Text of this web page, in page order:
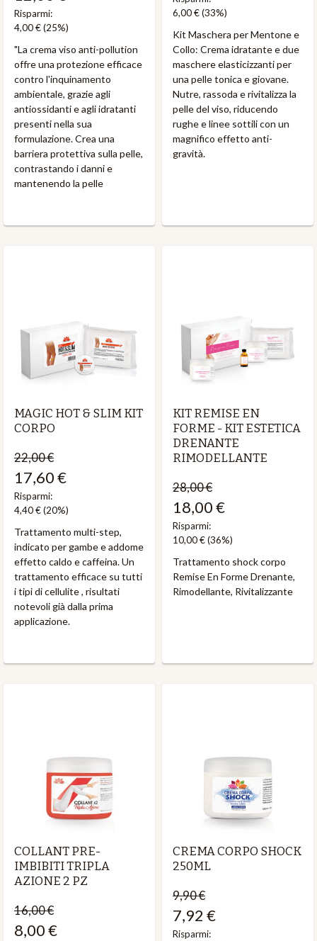
Risparmi:
4,00 €(25%)
"La crema viso anti-pollution
offre una protezione efficace
contro l'inquinamento
ambientale, grazie agli
antiossidanti e agli idratanti
presenti nella sua
formulazione. Crea una
barriera protettiva sulla pelle,
contrastando i danni e
mantenendo la pelle
6,00 €(33%)
Kit Maschera per Mentone e
Collo: Crema idratante e due
maschere elasticizzanti per
una pelle tonica e giovane.
Nutre, rassoda e rivitalizza la
pelle del viso, riducendo
rughe e linee sottili con un
magnifico effetto anti-
gravità.
MAGIC HOT & SLIM KIT
CORPO
22,00 €
17,60 €
Risparmi:
4,40 €(20%)
Trattamento multi-step,
indicato per gambe e addome
effetto caldo e caffeina. Un
trattamento efficace su tutti
i tipi di cellulite , risultati
notevoli già dalla prima
applicazione.
KIT REMISE EN
FORME - KIT ESTETICA
DRENANTE
RIMODELLANTE
28,00 €
18,00 €
Risparmi:
10,00 €(36%)
Trattamento shock corpo
Remise En Forme Drenante,
Rimodellante, Rivitalizzante
COLLANT PRE-
IMBIBITI TRIPLA
AZIONE 2 PZ
16,00 €
8,00 €
CREMA CORPO SHOCK
250ML
9,90 €
7,92 €
Risparmi: